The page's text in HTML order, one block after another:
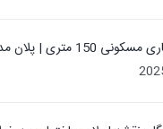
| پلان مدرن و استاندارد